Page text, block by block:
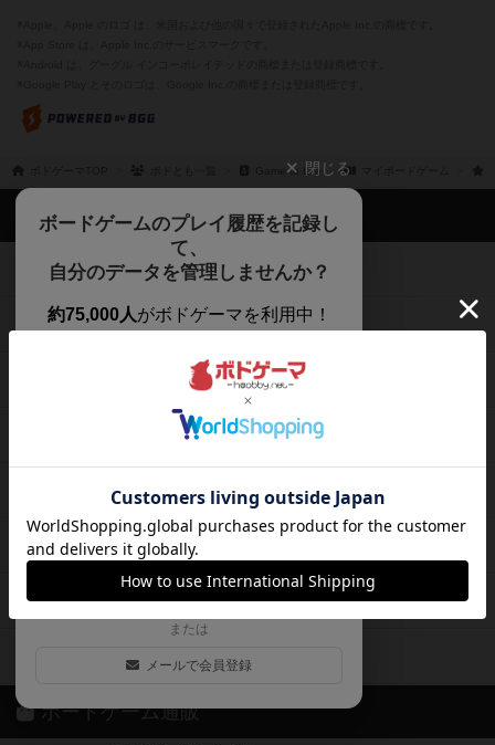
Game to Life閉じる
ボードゲームのプレイ履歴を記録し
て、
自分のデータを管理しませんか？
約75,000人がボドゲーマを利用中！
遊んだボードゲームを記録する
気になるゲームのレビューを読む
お気に入り作品・所有リストの共
ログイン / 会員登録（10秒）
Google X
Apple Facebook
または
メールで会員登録
ボドゲーマTOP
ボードゲームを検索する
ボードゲームの新着レビュー
ボードゲーム会情報
掲示板・トピックス
ボドとも・会員一覧
ボードゲーム業界コラム
ボドゲーマご利用案内
ボードゲーム通販